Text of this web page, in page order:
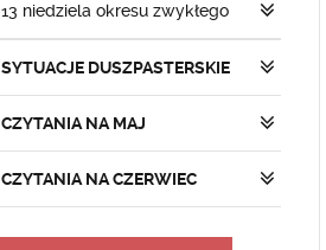
13 niedziela okresu zwykłego
SYTUACJE DUSZPASTERSKIE
CZYTANIA NA MAJ
CZYTANIA NA CZERWIEC